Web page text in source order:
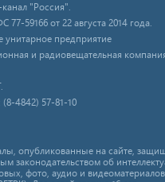
"Россия".
59166 от 22 августа 2014 года.
унитарное предприятие
и радиовещательная
4842) 57-81-10
опубликованные на сайте,
законодательством об
фото, аудио и